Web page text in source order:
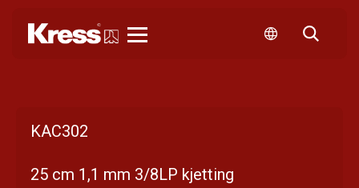
KAC302
25 cm 1,1 mm 3/8LP kjetting